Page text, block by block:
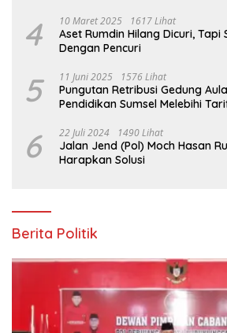
4 10 Maret 2025 1617 Lihat
Aset Rumdin Hilang Dicuri, Tapi
Dengan Pencuri
5 11 Juni 2025 1576 Lihat
Pungutan Retribusi Gedung
Pendidikan Sumsel Melebihi
6 22 Juli 2024 1490 Lihat
Jalan Jend (Pol) Moch Hasan
Harapkan Solusi
Berita Politik